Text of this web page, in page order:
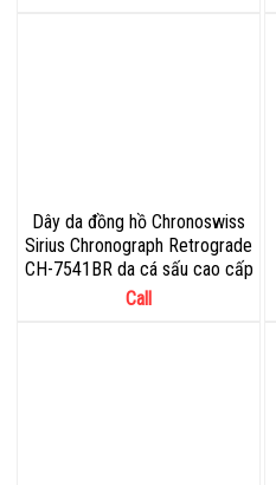
Dây da đồng hồ Chronoswiss
Sirius Chronograph Retrograde
CH-7541BR da cá sấu cao cấp
Call